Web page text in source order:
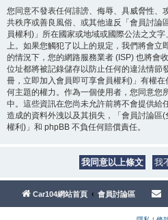
您同意不發表任何誹謗、侮辱、具威脅性、
共秩序或善良風俗、或其他違反「會員討論
員權利)」所在國家或地域或國際公法之文
上。如果您觸犯了以上的規定，我們將會立
的情況下，您的網路服務業者 (ISP) 也將會
位址都將被記錄儲存以防止任何的違法情節
冊，立即加入會員即可享會員權利)」有權
何主題的權力。作為一個使用者，您同意您
中。這些資訊在您尚未允許前將不會提供給
造成的資料外洩以及其損失，「會員討論區
權利)」和 phpBB 不負任何賠償責任。
Car104網站首頁 會員討論區